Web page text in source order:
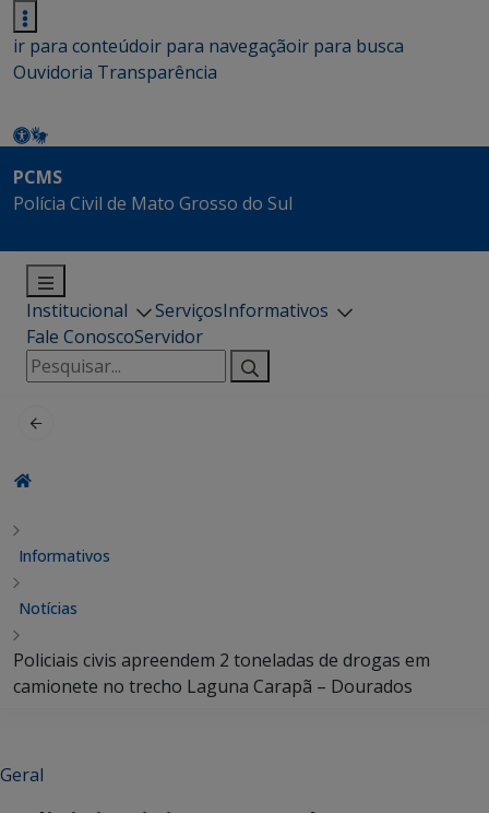
ir para conteúdoir para navegaçãoir para busca
Ouvidoria Transparência
PCMS
Polícia Civil de Mato Grosso do Sul
Institucional ServiçosInformativos
Fale ConoscoServidor
Pesquisar
por:
Informativos
Notícias
Policiais civis apreendem 2 toneladas de drogas em
camionete no trecho Laguna Carapã – Dourados
Geral